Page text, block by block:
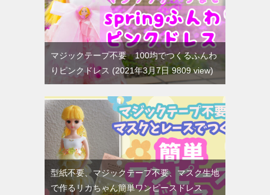
マジックテープ不要 100均でつくるふんわ
りピンクドレス
2021年3月7日 9809 view
型紙不要、マジックテープ不要、マスク生地
で作るリカちゃん簡単ワンピースドレス